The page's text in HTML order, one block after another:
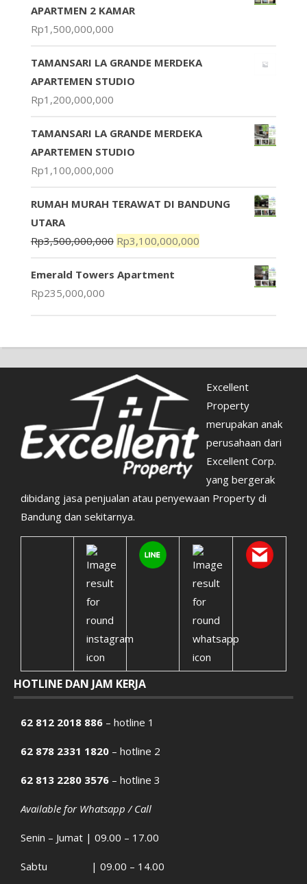
APARTMEN 2 KAMAR
Rp1,500,000,000
TAMANSARI LA GRANDE MERDEKA
APARTEMEN STUDIO
Rp1,200,000,000
TAMANSARI LA GRANDE MERDEKA
APARTEMEN STUDIO
Rp1,100,000,000
RUMAH MURAH TERAWAT DI BANDUNG
UTARA
Rp3,500,000,000 Rp3,100,000,000
Emerald Towers Apartment
Rp235,000,000
Excellent
Property
merupakan anak
perusahaan dari
Excellent Corp.
yang bergerak
dibidang jasa penjualan atau penyewaan Property di
Bandung dan sekitarnya.
HOTLINE DAN JAM KERJA
62 812 2018 886 – hotline 1
62 878 2331 1820 – hotline 2
62 813 2280 3576 – hotline 3
Available for Whatsapp / Call
Senin – Jumat | 09.00 – 17.00
Sabtu | 09.00 – 14.00